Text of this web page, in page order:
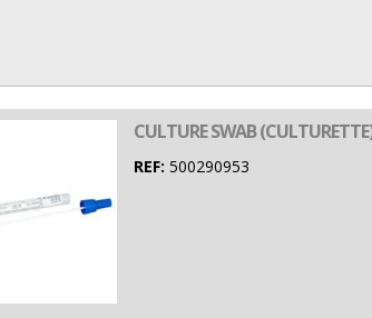
CULTURE SWAB
REF: 500290953